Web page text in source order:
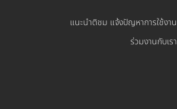
แนะนำติชม แจ้งปัญหาการใช้งาน
ร่วมงานกับเรา